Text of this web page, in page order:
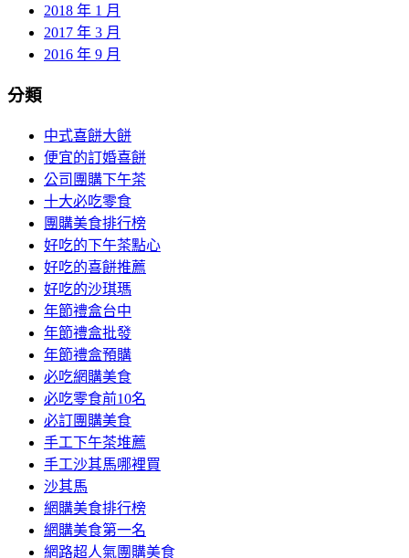
2018 年 1 月
2017 年 3 月
2016 年 9 月
分類
中式喜餅大餅
便宜的訂婚喜餅
公司團購下午茶
十大必吃零食
團購美食排行榜
好吃的下午茶點心
好吃的喜餅推薦
好吃的沙琪瑪
年節禮盒台中
年節禮盒批發
年節禮盒預購
必吃網購美食
必吃零食前10名
必訂團購美食
手工下午茶堆薦
手工沙其馬哪裡買
沙其馬
網購美食排行榜
網購美食第一名
網路超人氣團購美食